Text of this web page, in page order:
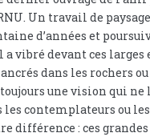
Un travail de
d’années et
a vibré devant ces larges
dans les rochers ou
toujours une vision qui ne
contemplateurs ou les
différence : ces